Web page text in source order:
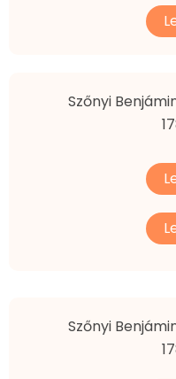
Szőnyi
Szőnyi